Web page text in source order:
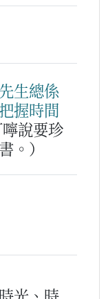
先生總係
把握時間
嚀說要珍
。）